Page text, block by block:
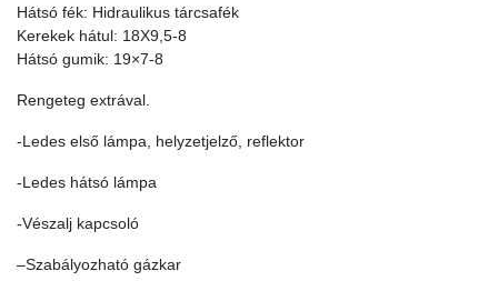
Hátsó fék: Hidraulikus tárcsafék
Kerekek hátul: 18X9,5-8
Hátsó gumik: 19×7-8
Rengeteg extrával.
-Ledes első lámpa, helyzetjelző, reflektor
-Ledes hátsó lámpa
-Vészalj kapcsoló
–Szabályozható gázkar